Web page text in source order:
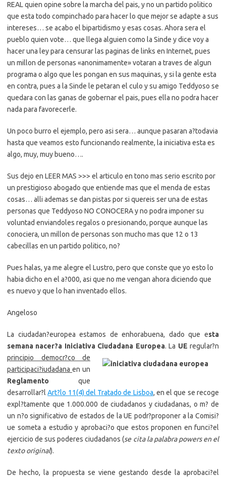
REAL quien opine sobre la marcha del pais, y no un partido politico
que esta todo compinchado para hacer lo que mejor se adapte a sus
intereses… se acabo el bipartidismo y esas cosas. Ahora sera el
pueblo quien vote… que llega alguien como la Sinde y dice voy a
hacer una ley para censurar las paginas de links en Internet, pues
un millon de personas «anonimamente» votaran a traves de algun
programa o algo que les pongan en sus maquinas, y si la gente esta
en contra, pues a la Sinde le petaran el culo y su amigo Teddyoso se
quedara con las ganas de gobernar el pais, pues ella no podra hacer
nada para favorecerle.
Un poco burro el ejemplo, pero asi sera… aunque pasaran a?todavia
hasta que veamos esto funcionando realmente, la iniciativa esta es
algo, muy, muy bueno….
Sus dejo en LEER MAS >>> el articulo en tono mas serio escrito por
un prestigioso abogado que entiende mas que el menda de estas
cosas… alli ademas se dan pistas por si quereis ser una de estas
personas que Teddyoso NO CONOCERA y no podra imponer su
voluntad enviandoles regalos o presionando, porque aunque las
conociera, un millon de personas son mucho mas que 12 o 13
cabecillas en un partido politico, no?
Pues halas, ya me alegre el Lustro, pero que conste que yo esto lo
habia dicho en el a?000, asi que no me vengan ahora diciendo que
es nuevo y que lo han inventado ellos.
Angeloso
La ciudadan?europea estamos de enhorabuena, dado que esta
semana nacer?a Iniciativa Ciudadana Europea. La UE regular?n
principio democr?co de
participaci?iudadana en un
Reglamento que
desarrollar?lArt?lo 11(4) del Tratado de Lisboa, en el que se recoge
expl?tamente que 1.000.000 de ciudadanos y ciudadanas, o m? de
un n?o significativo de estados de la UE podr?proponer a la Comisi?
ue someta a estudio y aprobaci?o que estos proponen en funci?el
ejercicio de sus poderes ciudadanos (se cita la palabra powers en el
texto original).
De hecho, la propuesta se viene gestando desde la aprobaci?el